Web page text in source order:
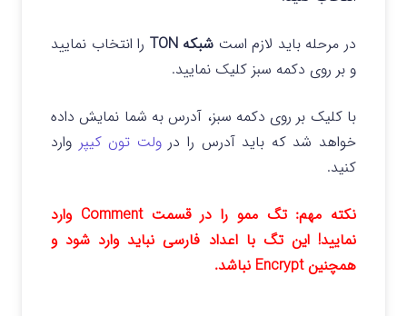
در مرحله باید لازم است شبکه TON
را انتخاب نمایید
و بر روی دکمه سبز کلیک نمایید.
با کلیک بر روی دکمه سبز، آدرس به شما نمایش داده
خواهد شد که باید آدرس را درولت تون کیپر وارد
کنید.
نکته مهم: تگ ممو را در قسمت Comment وارد
نمایید! این تگ با اعداد فارسی نباید وارد شود و
همچنین Encrypt نباشد.